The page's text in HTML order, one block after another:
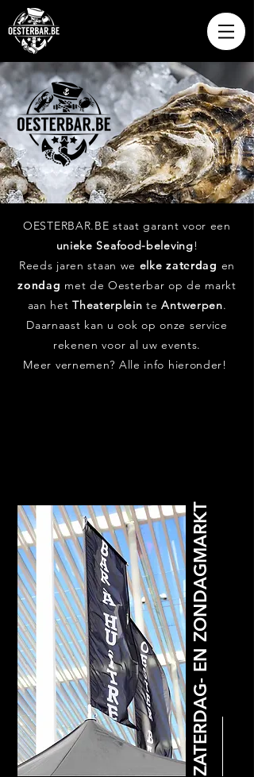
ZATERDAG- EN ZONDAGMARKT
OESTERBAR.BE staat garant voor een
unieke Seafood-beleving!
Reeds jaren staan we elkezaterdag en
zondag met de Oesterbar op de markt
aan hetTheaterplein teAntwerpen.
Daarnaast kan u ook op onze service
rekenen voor al uw events.
Meer vernemen? Alle info hieronder!